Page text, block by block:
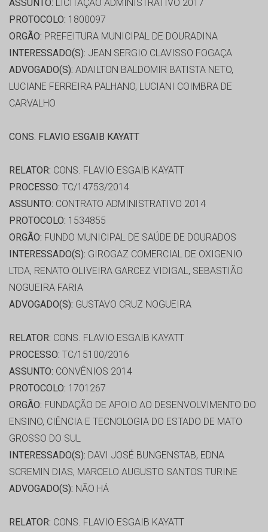
ASSUNTO: LICITAÇÃO ADMINISTRATIVO 2017
PROTOCOLO: 1800097
ORGÃO: PREFEITURA MUNICIPAL DE DOURADINA
INTERESSADO(S): JEAN SERGIO CLAVISSO FOGAÇA
ADVOGADO(S): ADAILTON BALDOMIR BATISTA NETO,
LUCIANE FERREIRA PALHANO, LUCIANI COIMBRA DE
CARVALHO
CONS. FLAVIO ESGAIB KAYATT
RELATOR: CONS. FLAVIO ESGAIB KAYATT
PROCESSO: TC/14753/2014
ASSUNTO: CONTRATO ADMINISTRATIVO 2014
PROTOCOLO: 1534855
ORGÃO: FUNDO MUNICIPAL DE SAÚDE DE DOURADOS
INTERESSADO(S): GIROGAZ COMERCIAL DE OXIGENIO
LTDA, RENATO OLIVEIRA GARCEZ VIDIGAL, SEBASTIÃO
NOGUEIRA FARIA
ADVOGADO(S): GUSTAVO CRUZ NOGUEIRA
RELATOR: CONS. FLAVIO ESGAIB KAYATT
PROCESSO: TC/15100/2016
ASSUNTO: CONVÊNIOS 2014
PROTOCOLO: 1701267
ORGÃO: FUNDAÇÃO DE APOIO AO DESENVOLVIMENTO DO
ENSINO, CIÊNCIA E TECNOLOGIA DO ESTADO DE MATO
GROSSO DO SUL
INTERESSADO(S): DAVI JOSÉ BUNGENSTAB, EDNA
SCREMIN DIAS, MARCELO AUGUSTO SANTOS TURINE
ADVOGADO(S): NÃO HÁ
RELATOR: CONS. FLAVIO ESGAIB KAYATT